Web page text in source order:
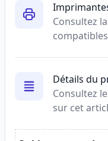
Consultez
Détails du
Consultez
sur cet